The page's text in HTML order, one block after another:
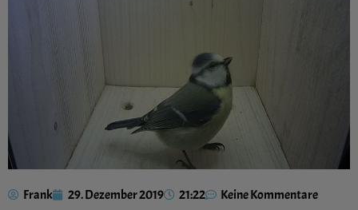
Frank 29. Dezember 2019 21:22 Keine Kommentare